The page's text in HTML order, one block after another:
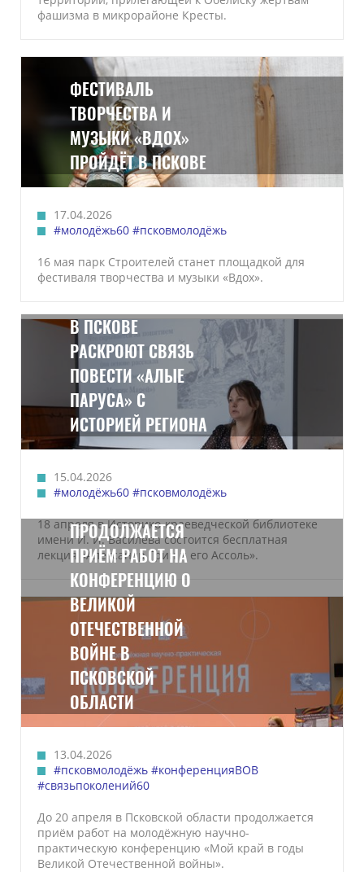
фашизма в микрорайоне Кресты.
ФЕСТИВАЛЬ
ТВОРЧЕСТВА И
МУЗЫКИ «ВДОХ»
ПРОЙДЁТ В ПСКОВЕ
17.04.2026
#молодёжь60 #псковмолодёжь
16 мая парк Строителей станет площадкой для
фестиваля творчества и музыки «Вдох».
В ПСКОВЕ
РАСКРОЮТ СВЯЗЬ
ПОВЕСТИ «АЛЫЕ
ПАРУСА» С
ИСТОРИЕЙ РЕГИОНА
15.04.2026
#молодёжь60 #псковмолодёжь
18 апреля в Историко-краеведческой библиотеке
имени И. И. Василёва состоится бесплатная
лекция «Александр Грин и его Ассоль».
ПРОДОЛЖАЕТСЯ
ПРИЁМ РАБОТ НА
КОНФЕРЕНЦИЮ О
ВЕЛИКОЙ
ОТЕЧЕСТВЕННОЙ
ВОЙНЕ В
ПСКОВСКОЙ
ОБЛАСТИ
13.04.2026
#псковмолодёжь #конференцияВОВ
#связьпоколений60
До 20 апреля в Псковской области продолжается
приём работ на молодёжную научно-
практическую конференцию «Мой край в годы
Великой Отечественной войны».